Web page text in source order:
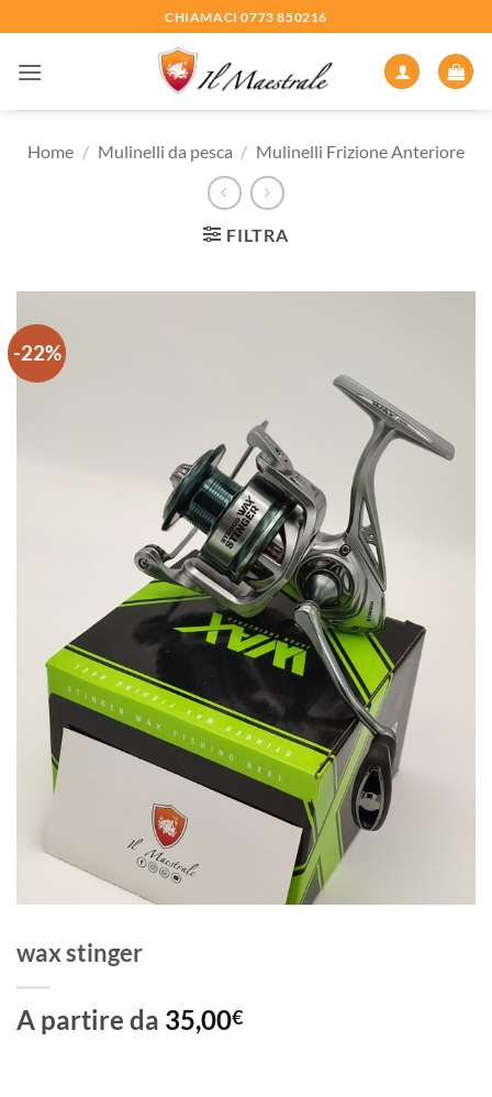
ai
contenuti
CHIAMACI 0773 850216
Home / Mulinelli da pesca / Mulinelli Frizione Anteriore
FILTRA
-22%
wax stinger
A partire da 35,00€